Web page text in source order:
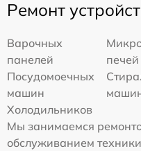
Ремонт
Варочных
панелей
печей
Посудомоечных
машин
Холодильников
Мы занимаемся
обслуживанием